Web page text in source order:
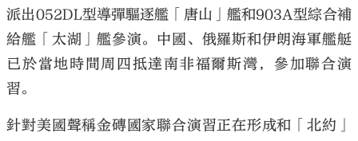
派出052DL型導彈驅逐艦「唐山」艦和903A型綜合補
給艦「太湖」艦參演。中國、俄羅斯和伊朗海軍艦艇
已於當地時間周四抵達南非福爾斯灣，參加聯合演
習。
針對美國聲稱金磚國家聯合演習正在形成和「北約」